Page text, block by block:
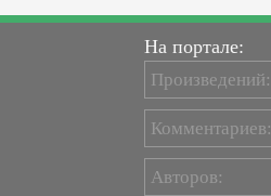
На портале:
Произведений:
Комментариев:
Авторов: